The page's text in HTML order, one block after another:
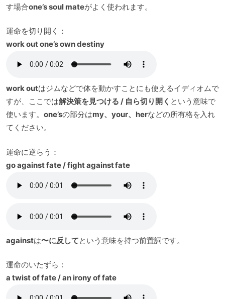
す場合one’s soul mateがよく使われます。
運命を切り開く：
work out one’s own destiny
work outはジムなどで体を動かすことにも使えるイディオムで
すが、ここでは解決策を見つける / 自ら切り開く という意味で
使います。 one’sの部分はmy、your、herなどの所有格を入れ
てください。
運命に逆らう：
go against fate / fight against fate
againstは〜に反してという意味を持つ前置詞です。
運命のいたずら：
a twist of fate / an irony of fate